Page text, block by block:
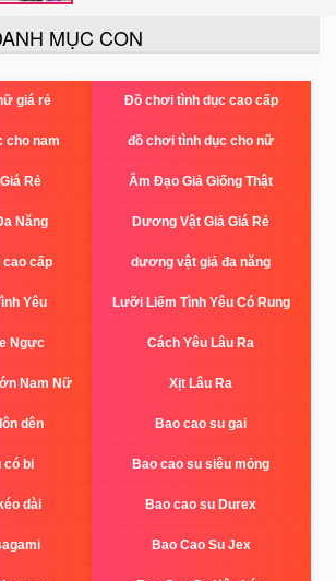
MỤC CON
giá rẻ Đồ chơi tình dục cao cấp
cho nam đồ chơi tình dục cho nữ
Rẻ Âm Đạo Giả Giống Thật
Năng Dương Vật Giả Giá Rẻ
cấp dương vật giả đa năng
Yêu Lưỡi Liếm Tình Yêu Có Rung
Ngực Cách Yêu Lâu Ra
Nam Nữ Xịt Lâu Ra
dên Bao cao su gai
có bi Bao cao su siêu mỏng
dài Bao cao su Durex
Bao Cao Su Jex